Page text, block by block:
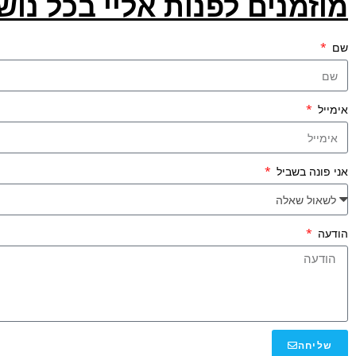
מוזמנים לפנות אליי בכל
שם
אימייל
אני פונה בשביל
הודעה
שליחה